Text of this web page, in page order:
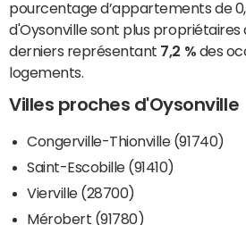
pourcentage d’appartements de
d'Oysonville sont plus propriétaires
derniers représentant 7,2 % des
logements.
Villes proches d'Oysonville
Congerville-Thionville (91740)
Saint-Escobille (91410)
Vierville (28700)
Mérobert (91780)